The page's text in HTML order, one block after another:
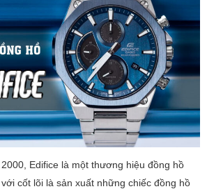
Edifice là một thương hiệu đồng hồ
cốt lõi là sản xuất những chiếc đồng hồ